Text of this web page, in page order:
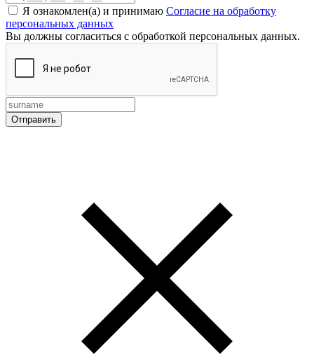
Я ознакомлен(а) и принимаю Согласие на обработку
персональных данных
Вы должны согласиться с обработкой персональных данных.